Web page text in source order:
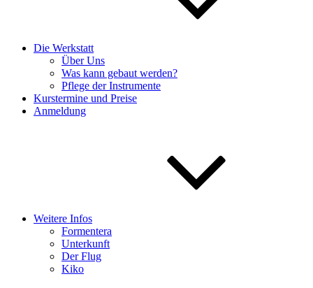
Die Werkstatt
Über Uns
Was kann gebaut werden?
Pflege der Instrumente
Kurstermine und Preise
Anmeldung
Weitere Infos
Formentera
Unterkunft
Der Flug
Kiko